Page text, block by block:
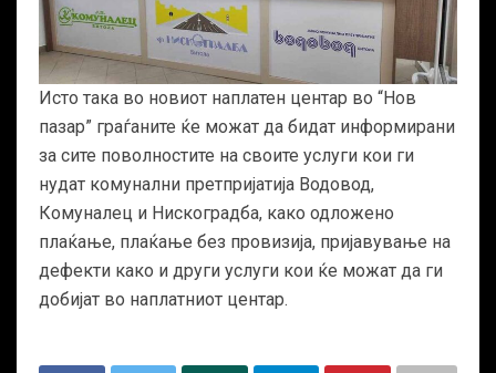
Исто така во новиот наплатен центар во “Нов
пазар” граѓаните ќе можат да бидат информирани
за сите поволностите на своите услуги кои ги
нудат комунални претпријатија Водовод,
Комуналец и Нискоградба, како одложено
плаќање, плаќање без провизија, пријавување на
дефекти како и други услуги кои ќе можат да ги
добијат во наплатниот центар.